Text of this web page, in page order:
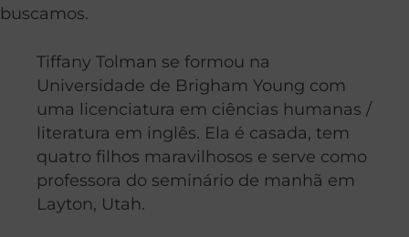
buscamos.
Tiffany Tolman se formou na
Universidade de Brigham Young com
uma licenciatura em ciências humanas /
literatura em inglês. Ela é casada, tem
quatro filhos maravilhosos e serve como
professora do seminário de manhã em
Layton, Utah.